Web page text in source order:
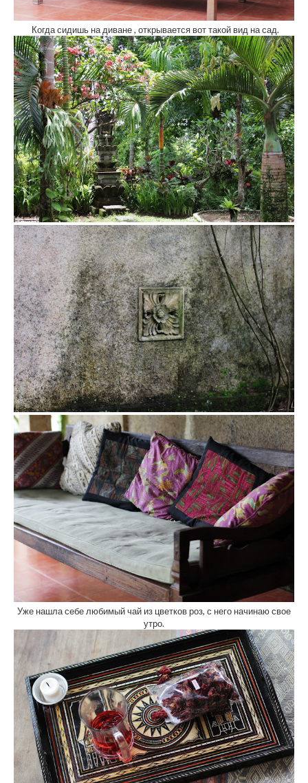
Когда сидишь на диване , открывается вот такой вид на сад.
Уже нашла себе любимый чай из цветков роз, с него начинаю свое
утро.